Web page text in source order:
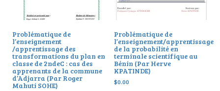
Problématique de
l’enseignement
/apprentissage des
transformations du plan en
classe de 2ndeC : cas des
apprenants de la commune
d’Adjarra (Par Roger
Mahuti SOHE)
Problématique de
l’enseignement/apprentissage
de la probabilité en
terminale scientifique au
Bénin (Par Herve
KPATINDE)
$0.00